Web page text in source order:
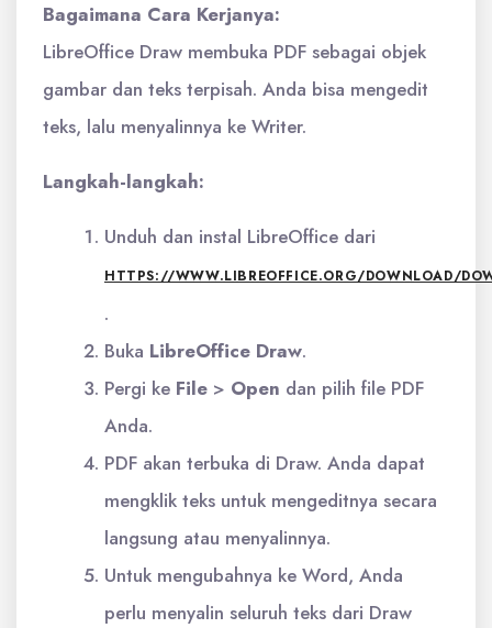
Bagaimana Cara Kerjanya:
LibreOffice Draw membuka PDF sebagai objek
gambar dan teks terpisah. Anda bisa mengedit
teks, lalu menyalinnya ke Writer.
Langkah-langkah:
Unduh dan instal LibreOffice dari
HTTPS://WWW.LIBREOFFICE.ORG/DOWNLOAD/
.
Buka LibreOffice Draw.
Pergi ke File > Open dan pilih file PDF
Anda.
PDF akan terbuka di Draw. Anda dapat
mengklik teks untuk mengeditnya secara
langsung atau menyalinnya.
Untuk mengubahnya ke Word, Anda
perlu menyalin seluruh teks dari Draw